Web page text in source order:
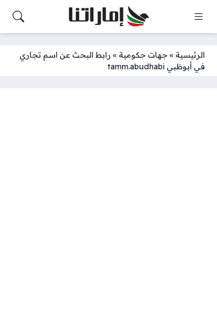
الرئيسية » جهات حكومية » رابط البحث عن اسم تجاري
في أبوظبي tamm.abudhabi